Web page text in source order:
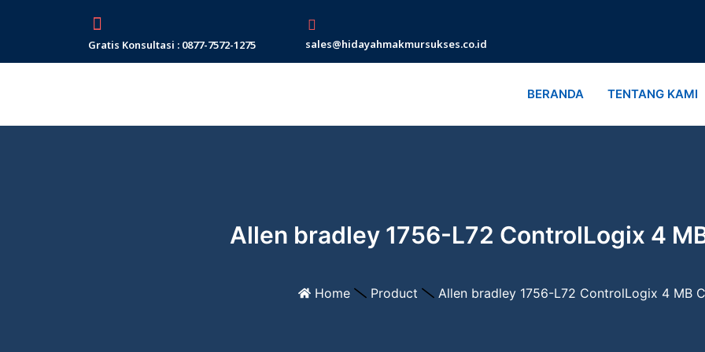
Gratis Konsultasi : 0877-7572-1275 sales@hidayahmakmursukses.co.id
BERANDA TENTANG KAMI
Allen bradley 1756-L72 ControlLogix 4
Home Product Allen bradley 1756-L72 ControlLogix 4 MB